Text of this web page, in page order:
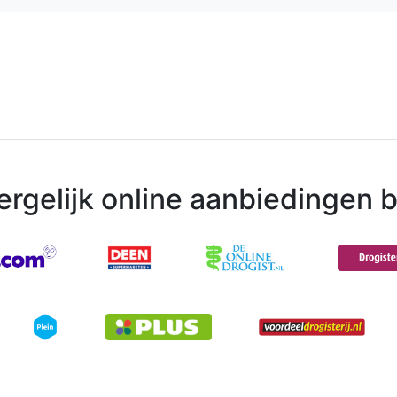
online aanbiedingen